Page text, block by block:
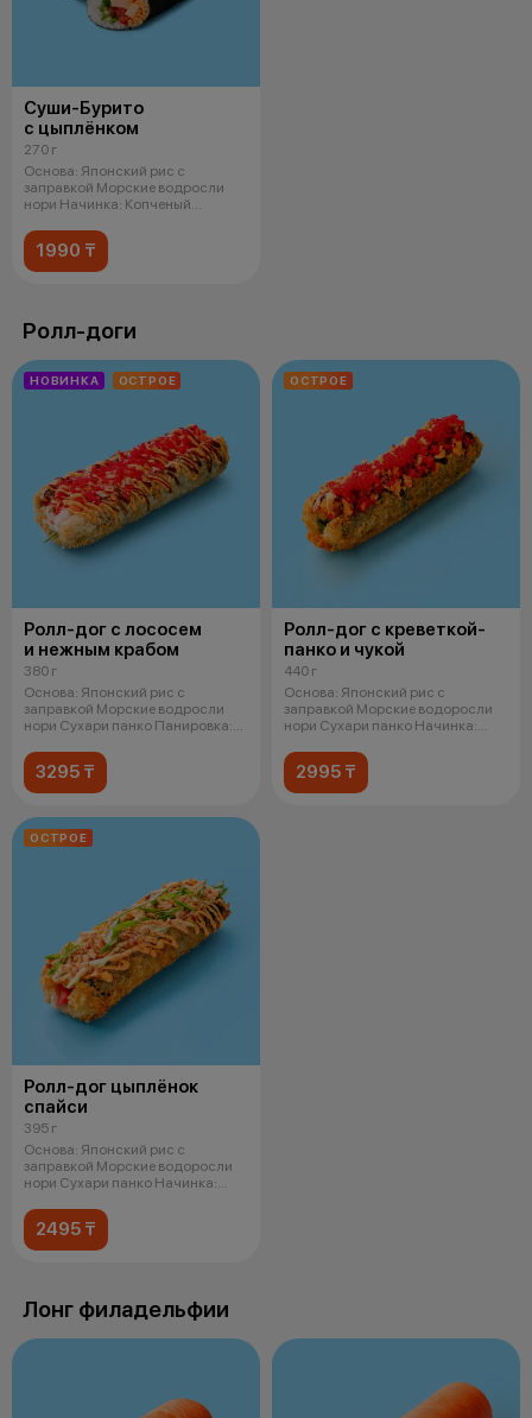
Суши-Бурито
с цыплёнком
270 г
Основа: Японский рис с
заправкой Морские водросли
нори Начинка: Копченый
1990 ₸
Ролл-доги
НОВИНКА ОСТРОЕ
Ролл-дог с лососем
и нежным крабом
380 г
Основа: Японский рис с
заправкой Морские водросли
нори Сухари панко Панировка:
3295 ₸
ОСТРОЕ
Ролл-дог с креветкой-
панко и чукой
440 г
Основа: Японский рис с
заправкой Морские водоросли
нори Сухари панко Начинка:
2995 ₸
ОСТРОЕ
Ролл-дог цыплёнок
спайси
395 г
Основа: Японский рис с
заправкой Морские водоросли
нори Сухари панко Начинка:
2495 ₸
Лонг филадельфии